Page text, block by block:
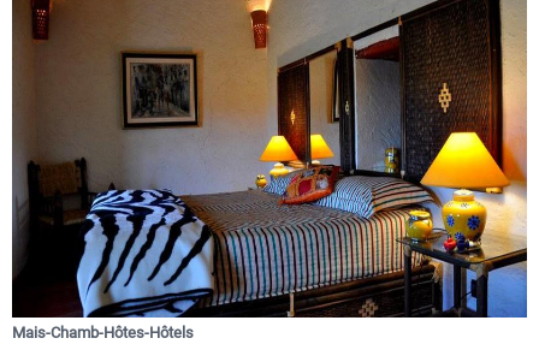
Mais-Chamb-Hôtes-Hôtels